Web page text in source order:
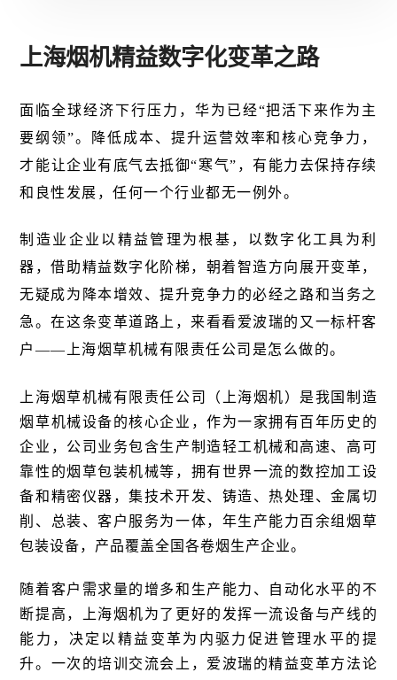
上海烟机精益数字化变革之路
面临全球经济下行压力，华为已经“把活下来作为主
要纲领”。降低成本、提升运营效率和核心竞争力，
才能让企业有底气去抵御“寒气”，有能力去保持存续
和良性发展，任何一个行业都无一例外。
制造业企业以精益管理为根基，以数字化工具为利
器，借助精益数字化阶梯，朝着智造方向展开变革，
无疑成为降本增效、提升竞争力的必经之路和当务之
急。在这条变革道路上，来看看爱波瑞的又一标杆客
户——上海烟草机械有限责任公司是怎么做的。
上海烟草机械有限责任公司（上海烟机）是我国制造
烟草机械设备的核心企业，作为一家拥有百年历史的
企业，公司业务包含生产制造轻工机械和高速、高可
靠性的烟草包装机械等，拥有世界一流的数控加工设
备和精密仪器，集技术开发、铸造、热处理、金属切
削、总装、客户服务为一体，年生产能力百余组烟草
包装设备，产品覆盖全国各卷烟生产企业。
随着客户需求量的增多和生产能力、自动化水平的不
断提高，上海烟机为了更好的发挥一流设备与产线的
能力，决定以精益变革为内驱力促进管理水平的提
升。一次的培训交流会上，爱波瑞的精益变革方法论